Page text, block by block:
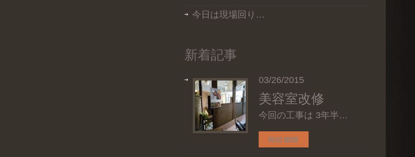
今日は現場回り…
新着記事
03/26/2015
美容室改修
今回の工事は 3年半…
READ MORE